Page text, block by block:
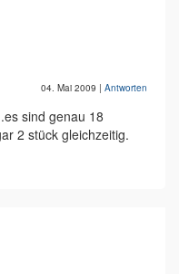
04. Mai 2009 | Antworten
sind genau 18
2 stück gleichzeitig.